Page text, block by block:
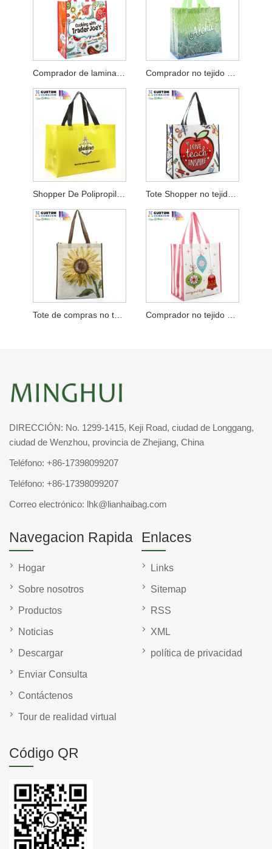
Shopper De Polipropileno No Tejido Con Fuelle Ancho
Tote de compras no tejido de PP de girasol
DIRECCIÓN: No. 1299-1415, Keji Road, ciudad de Longgang,
ciudad de Wenzhou, provincia de Zhejiang, China
Teléfono: +86-17398099207
Teléfono: +86-17398099207
Correo electrónico: lhk@lianhaibag.com
Navegacion Rapida
Hogar
Sobre nosotros
Productos
Noticias
Descargar
Enviar Consulta
Contáctenos
Tour de realidad virtual
Enlaces
Links
Sitemap
RSS
XML
política de privacidad
Código QR